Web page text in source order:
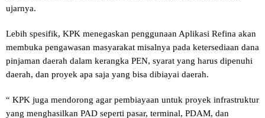
ujarnya.
Lebih spesifik, KPK menegaskan penggunaan Aplikasi Refina akan
membuka pengawasan masyarakat misalnya pada ketersediaan dana
pinjaman daerah dalam kerangka PEN, syarat yang harus dipenuhi
daerah, dan proyek apa saja yang bisa dibiayai daerah.
“ KPK juga mendorong agar pembiayaan untuk proyek infrastruktur
yang menghasilkan PAD seperti pasar, terminal, PDAM, dan